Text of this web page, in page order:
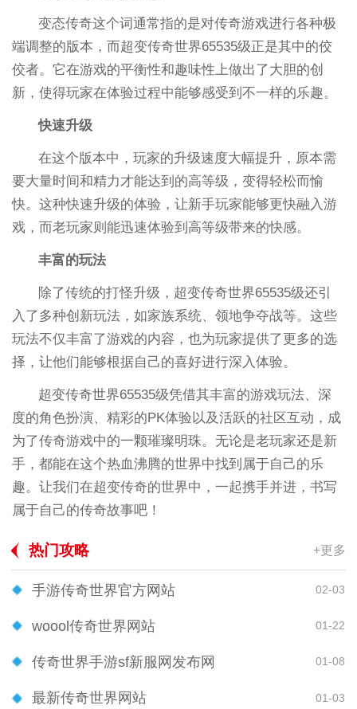
变态传奇这个词通常指的是对传奇游戏进行各种极
端调整的版本，而超变传奇世界65535级正是其中的佼
佼者。它在游戏的平衡性和趣味性上做出了大胆的创
新，使得玩家在体验过程中能够感受到不一样的乐趣。
快速升级
在这个版本中，玩家的升级速度大幅提升，原本需
要大量时间和精力才能达到的高等级，变得轻松而愉
快。这种快速升级的体验，让新手玩家能够更快融入游
戏，而老玩家则能迅速体验到高等级带来的快感。
丰富的玩法
除了传统的打怪升级，超变传奇世界65535级还引
入了多种创新玩法，如家族系统、领地争夺战等。这些
玩法不仅丰富了游戏的内容，也为玩家提供了更多的选
择，让他们能够根据自己的喜好进行深入体验。
超变传奇世界65535级凭借其丰富的游戏玩法、深
度的角色扮演、精彩的PK体验以及活跃的社区互动，成
为了传奇游戏中的一颗璀璨明珠。无论是老玩家还是新
手，都能在这个热血沸腾的世界中找到属于自己的乐
趣。让我们在超变传奇的世界中，一起携手并进，书写
属于自己的传奇故事吧！
热门攻略 +更多
手游传奇世界官方网站 02-03
woool传奇世界网站 01-22
传奇世界手游sf新服网发布网 01-08
最新传奇世界网站 01-03